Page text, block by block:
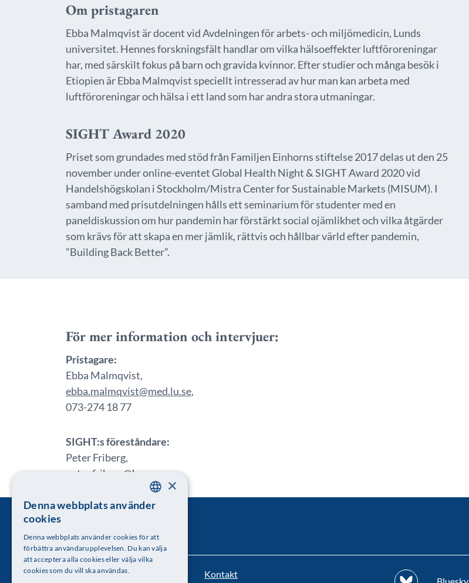
Om pristagaren
Ebba Malmqvist är docent vid Avdelningen för arbets- och miljömedicin, Lunds
universitet. Hennes forskningsfält handlar om vilka hälsoeffekter luftföroreningar
har, med särskilt fokus på barn och gravida kvinnor. Efter studier och många besök i
Etiopien är Ebba Malmqvist speciellt intresserad av hur man kan arbeta med
luftföroreningar och hälsa i ett land som har andra stora utmaningar.
SIGHT Award 2020
Priset som grundades med stöd från Familjen Einhorns stiftelse 2017 delas ut den 25
november under online-eventet Global Health Night & SIGHT Award 2020 vid
Handelshögskolan i Stockholm/Mistra Center for Sustainable Markets (MISUM). I
samband med prisutdelningen hålls ett seminarium för studenter med en
paneldiskussion om hur pandemin har förstärkt social ojämlikhet och vilka åtgärder
som krävs för att skapa en mer jämlik, rättvis och hållbar värld efter pandemin,
”Building Back Better”.
För mer information och intervjuer:
Pristagare:
Ebba Malmqvist,
ebba.malmqvist@med.lu.se,
073-274 18 77
SIGHT:s föreståndare:
Peter Friberg,
peter.friberg@kva.se
Kungl. Vetenskapsakademien Kontakt
SWEDISH
×
Denna webbplats använder
cookies
Denna webbplats använder cookies för att
förbättra användarupplevelsen. Du kan välja
att acceptera alla cookies eller välja vilka
cookies som du vill ska användas.